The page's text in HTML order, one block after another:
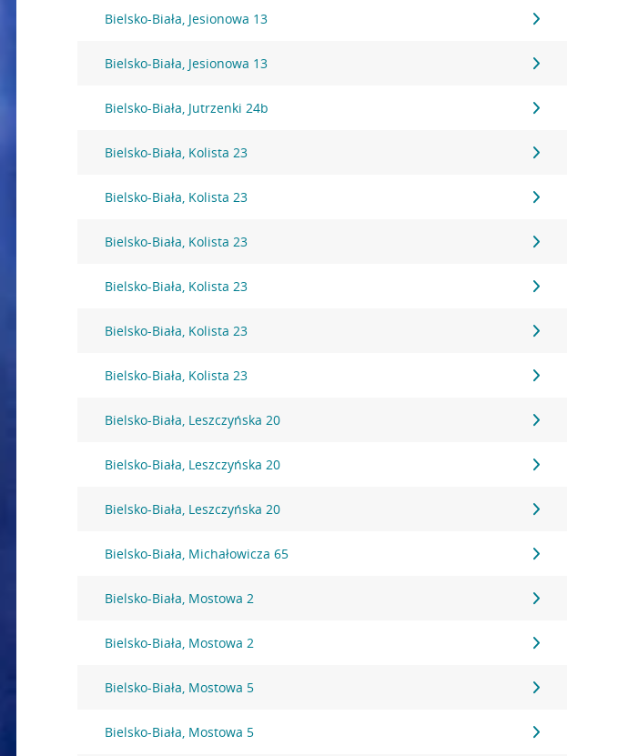
Bielsko-Biała, Jesionowa 13
Bielsko-Biała, Jesionowa 13
Bielsko-Biała, Jutrzenki 24b
Bielsko-Biała, Kolista 23
Bielsko-Biała, Kolista 23
Bielsko-Biała, Kolista 23
Bielsko-Biała, Kolista 23
Bielsko-Biała, Kolista 23
Bielsko-Biała, Kolista 23
Bielsko-Biała, Leszczyńska 20
Bielsko-Biała, Leszczyńska 20
Bielsko-Biała, Leszczyńska 20
Bielsko-Biała, Michałowicza 65
Bielsko-Biała, Mostowa 2
Bielsko-Biała, Mostowa 2
Bielsko-Biała, Mostowa 5
Bielsko-Biała, Mostowa 5